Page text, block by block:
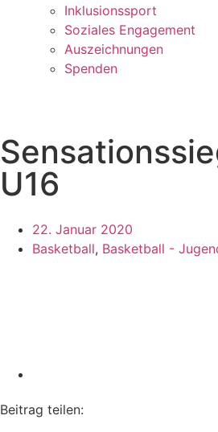
Inklusionssport
Soziales Engagement
Auszeichnungen
Spenden
U16
22. Januar 2020
Basketball, Basketball -
Beitrag teilen: